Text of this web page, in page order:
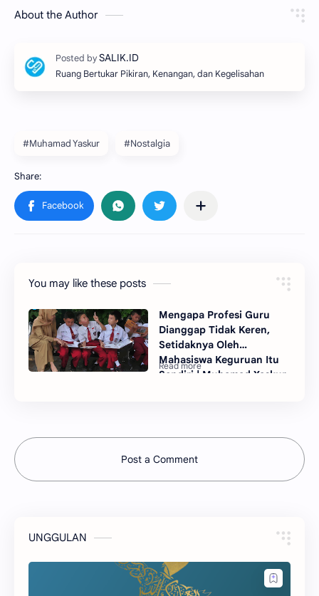
About the Author
Ruang Bertukar Pikiran, Kenangan, dan Kegelisahan
#Muhamad Yaskur #Nostalgia
You may like these posts
Mengapa Profesi Guru
Dianggap Tidak Keren,
Setidaknya Oleh
Mahasiswa Keguruan Itu
Sendiri | Muhamad Yaskur
Post a Comment
UNGGULAN